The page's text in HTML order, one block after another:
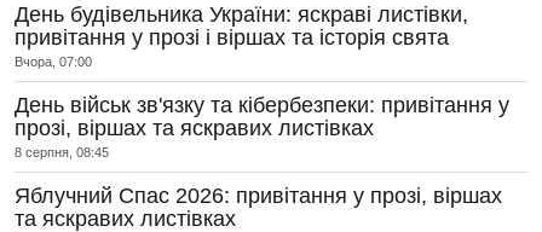
День будівельника України: яскраві листівки,
привітання у прозі і віршах та історія свята
Вчора, 07:00
День військ зв'язку та кібербезпеки: привітання у
прозі, віршах та яскравих листівках
8 серпня, 08:45
Яблучний Спас 2026: привітання у прозі, віршах
та яскравих листівках